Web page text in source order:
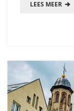
LEES MEER